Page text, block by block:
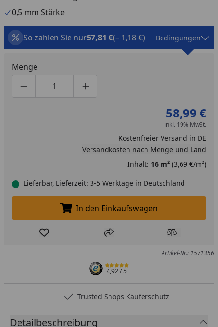
0,5 mm Stärke
So zahlen Sie nur57,81 €(– 1,18 €) Bedingungen
Menge
Produktmenge um eins verringern
Produktmenge manuell eingeben
Produktmenge um eins erhöhen
58,99 €
inkl. 19% MwSt.
Kostenfreier Versand in DE
Versandkosten nach Menge und Land
Inhalt: 16 m²(3,69 €/m²)
Lieferbar, Lieferzeit: 3-5 Werktage in Deutschland
In den Einkaufswagen legen
In den Einkaufswagen
Produkt zur Wunschliste hinzufügen
Teilen Produkt
Artikel-Nr.: 1571356
4,92/ 5
Trusted Shops Käuferschutz
Detailbeschreibung